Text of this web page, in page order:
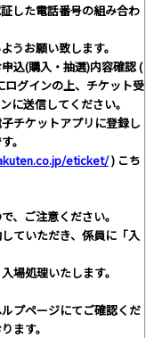
した電話番号の組み合わ
うお願い致します。
込(購入・抽選)内容確認 (
ログインの上、チケット受
に送信してください。
チケットアプリに登録し
。
eticket/) こち
、ご注意ください。
ていただき、係員に「入
場処理いたします。
プページにてご確認くだ
ます。